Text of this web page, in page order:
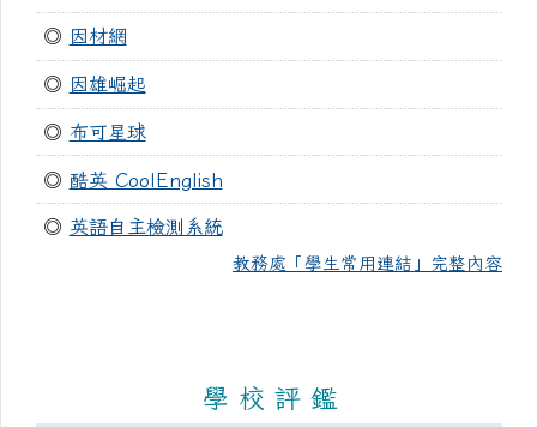
◎ 因材網
◎ 因雄崛起
◎ 布可星球
◎ 酷英 CoolEnglish
◎ 英語自主檢測系統
教務處「學生常用連結」完整內容
學 校 評 鑑